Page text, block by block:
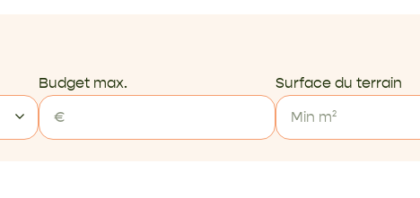
Budget max. Surface du terrain